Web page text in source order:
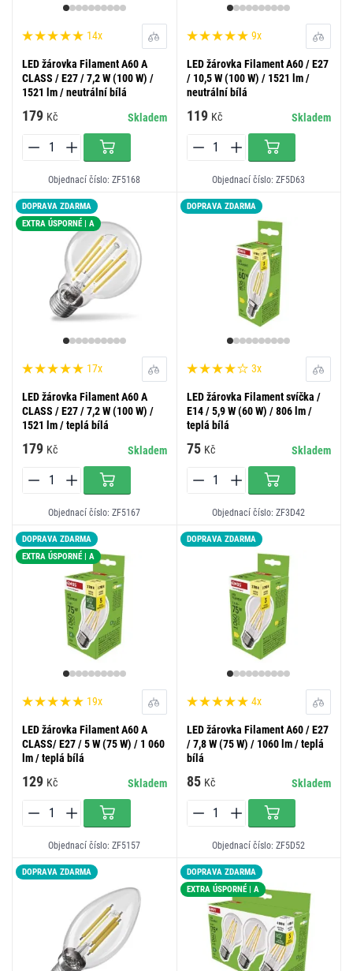
14x
LED žárovka Filament A60 A
CLASS / E27 / 7,2 W (100 W) /
1521 lm / neutrální bílá
179 Kč Skladem
Objednací číslo: ZF5168
9x
LED žárovka Filament A60 / E27
/ 10,5 W (100 W) / 1521 lm /
neutrální bílá
119 Kč Skladem
Objednací číslo: ZF5D63
DOPRAVA ZDARMA
EXTRA ÚSPORNÉ | A
17x
LED žárovka Filament A60 A
CLASS / E27 / 7,2 W (100 W) /
1521 lm / teplá bílá
179 Kč Skladem
Objednací číslo: ZF5167
DOPRAVA ZDARMA
3x
LED žárovka Filament svíčka /
E14 / 5,9 W (60 W) / 806 lm /
teplá bílá
75 Kč Skladem
Objednací číslo: ZF3D42
DOPRAVA ZDARMA
EXTRA ÚSPORNÉ | A
19x
LED žárovka Filament A60 A
CLASS/ E27 / 5 W (75 W) / 1 060
lm / teplá bílá
129 Kč Skladem
Objednací číslo: ZF5157
DOPRAVA ZDARMA
4x
LED žárovka Filament A60 / E27
/ 7,8 W (75 W) / 1060 lm / teplá
bílá
85 Kč Skladem
Objednací číslo: ZF5D52
DOPRAVA ZDARMA
DOPRAVA ZDARMA
EXTRA ÚSPORNÉ | A